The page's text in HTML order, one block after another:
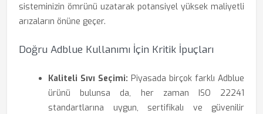
sisteminizin ömrünü uzatarak potansiyel yüksek maliyetli
arızaların önüne geçer.
Doğru Adblue Kullanımı İçin Kritik İpuçları
Kaliteli Sıvı Seçimi: Piyasada birçok farklı Adblue
ürünü bulunsa da, her zaman ISO 22241
standartlarına uygun, sertifikalı ve güvenilir